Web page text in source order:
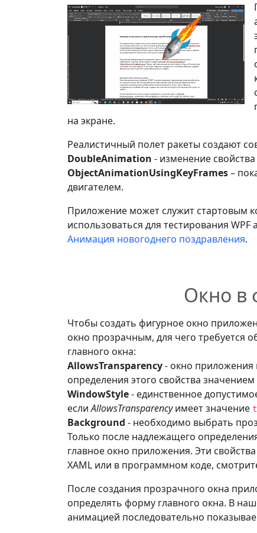
на экране.
Реалистичный полет ракеты создают
DoubleAnimation - изменение свойства
ObjectAnimationUsingKeyFrames–
двигателем.
Приложение может служит стартовым
использоваться для тестирования
Анимация новогоднего поздравления.
Окно в
Чтобы создать фигурное окно
окно прозрачным, для чего требуется
главного окна:
AllowsTransparency- окно
определения этого свойства значением
WindowStyle- единственное
еслиAllowsTransparencyимеет значение
Background - необходимо выбрать
Только после надлежащего
главное окно приложения. Эти
XAML или в программном коде,
После создания прозрачного окна
определять форму главного окна. В
анимацией последовательно